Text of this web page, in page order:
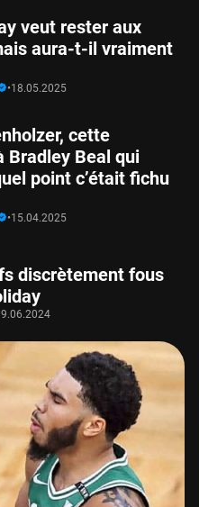
veut rester aux
aura-t-il vraiment
•18.05.2025
cette
Bradley Beal qui
point c’était fichu
•15.04.2025
discrètement fous